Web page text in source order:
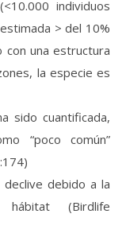
individuos
> del 10%
una estructura
la especie es
sido cuantificada,
“poco común”
debido a la
(Birdlife